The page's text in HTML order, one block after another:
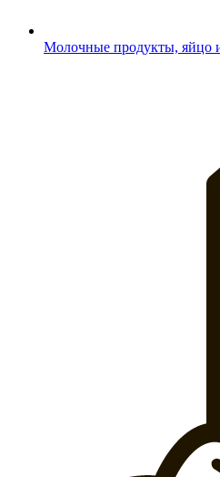
Молочные продукты, яйцо